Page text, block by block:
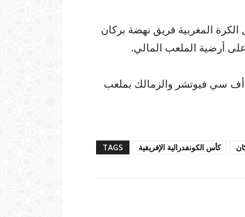
المغربية فريق نهضة بركان
أرضية الملعب المالي.
أف سي فيوتشر والزمالك بملعب
TAGS كأس الكونفدرالية الإفريقية